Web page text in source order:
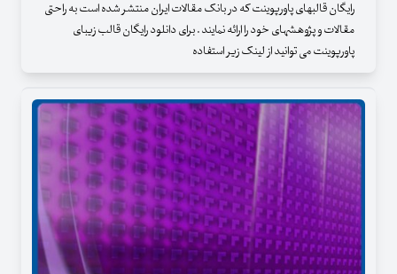
رایگان قالبهای پاورپوینت که در بانک مقالات ایران منتشر شده است به راحتی
مقالات و پژوهشهای خود را ارائه نمایند . برای دانلود رایگان قالب زیبای
پاورپوینت می توانید از لینک زیر استفاده